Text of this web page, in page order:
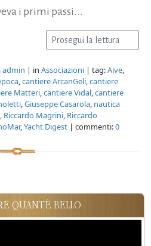
i primi passi...
Prosegui la lettura
admin | in Associazioni | tag:Aive,
,cantiere ArcanGeli,cantiere
Matteri,cantiere Vidal,cantiere
,Giuseppe Casarola, nautica
, Riccardo Magrini, Riccardo
,Yacht Digest | commenti:0
QUANT'È BELLO